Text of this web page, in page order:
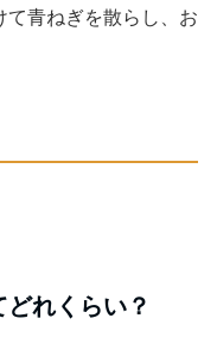
て青ねぎを散らし、お
れくらい？